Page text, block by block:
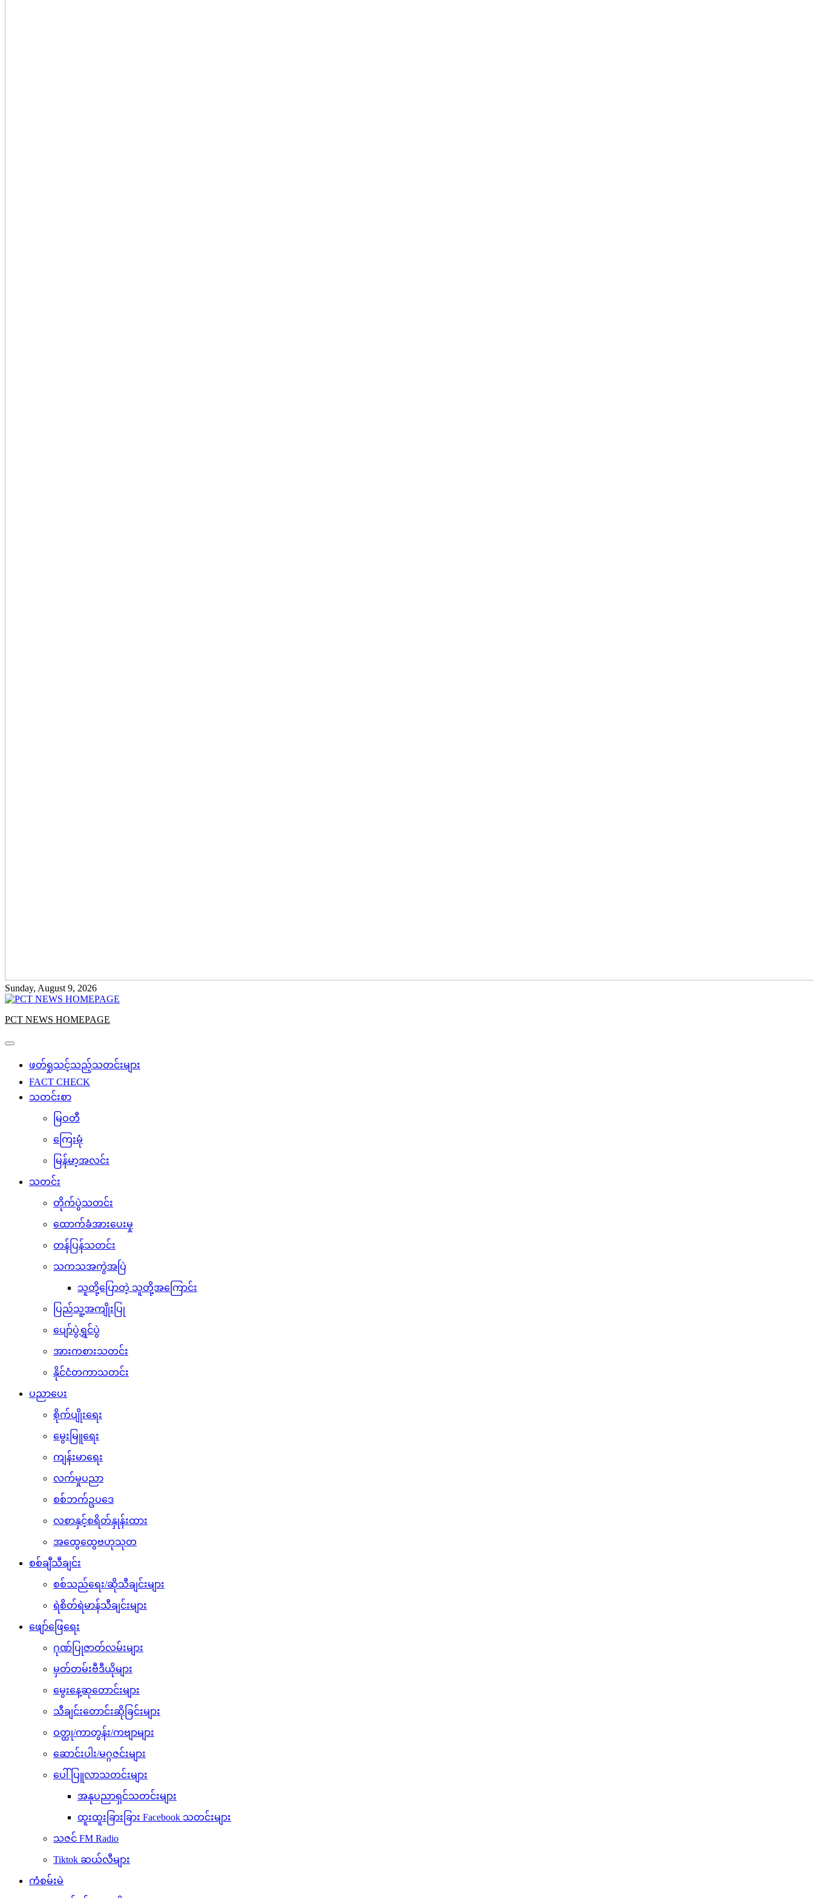
Sunday, August 9, 2026
PCT NEWS HOMEPAGE
ဖတ်ရှုသင့်သည့်သတင်းများ
FACT CHECK
သတင်းစာ
မြဝတီ
ကြေးမုံ
မြန်မာ့အလင်း
သတင်း
တိုက်ပွဲသတင်း
ထောက်ခံအားပေးမှု
တန်ပြန်သတင်း
သကသအကွဲအပြဲ
သူတို့ပြောတဲ့ သူတို့အကြောင်း
ပြည်သူ့အကျိုးပြု
ပျော်ပွဲရွှင်ပွဲ
အားကစားသတင်း
နိုင်ငံတကာသတင်း
ပညာပေး
စိုက်ပျိုးရေး
မွေးမြူရေး
ကျန်းမာရေး
လက်မှုပညာ
စစ်ဘက်ဥပဒေ
လစာနှင့်စရိတ်နှုန်းထား
အထွေထွေဗဟုသုတ
စစ်ချီသီချင်း
စစ်သည်ရေး/ဆိုသီချင်းများ
ရဲစိတ်ရဲမာန်သီချင်းများ
ဖျော်ဖြေရေး
ဂုဏ်ပြုဇာတ်လမ်းများ
မှတ်တမ်းဗီဒီယိုများ
မွေးနေ့ဆုတောင်းများ
သီချင်းတောင်းဆိုခြင်းများ
ဝတ္ထု/ကာတွန်း/ကဗျာများ
ဆောင်းပါး/မဂ္ဂဇင်းများ
ပေါ်ပြူလာသတင်းများ
အနုပညာရှင်သတင်းများ
ထူးထူးခြားခြား Facebook သတင်းများ
သဇင် FM Radio
Tiktok ဆယ်လီများ
ကံစမ်းမဲ